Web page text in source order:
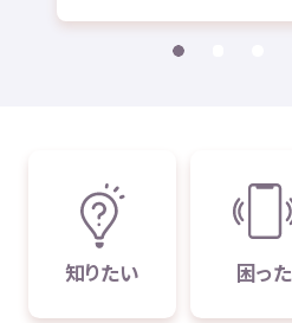
知りたい 困った